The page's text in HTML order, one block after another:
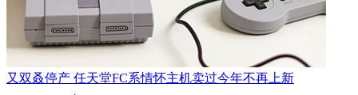
又双叒停产 任天堂FC系情怀主机卖过今年不再上新